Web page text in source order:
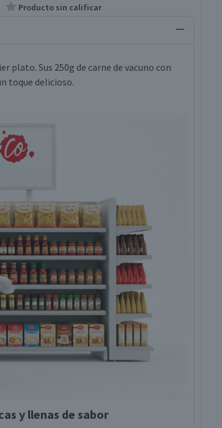
Producto sin calificar
plato. Sus 250g de carne de vacuno con
toque delicioso.
y llenas de sabor